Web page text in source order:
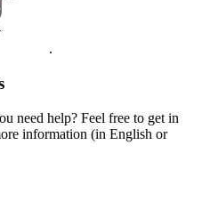
.
need help? Feel free to get in
information (in English or